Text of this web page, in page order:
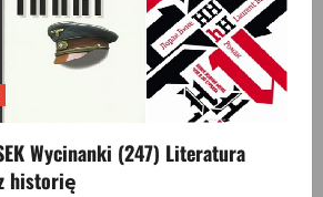
Wycinanki (247) Literatura
historię